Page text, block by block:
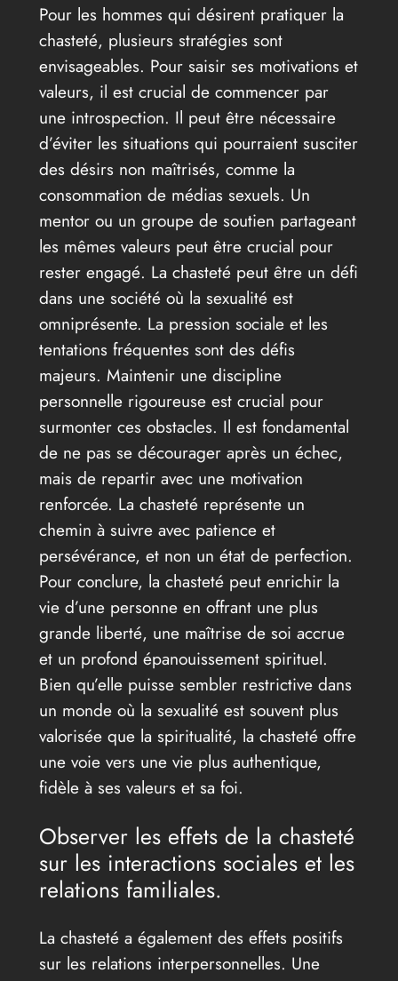
Pour les hommes qui désirent pratiquer la
chasteté, plusieurs stratégies sont
envisageables. Pour saisir ses motivations et
valeurs, il est crucial de commencer par
une introspection. Il peut être nécessaire
d’éviter les situations qui pourraient susciter
des désirs non maîtrisés, comme la
consommation de médias sexuels. Un
mentor ou un groupe de soutien partageant
les mêmes valeurs peut être crucial pour
rester engagé. La chasteté peut être un défi
dans une société où la sexualité est
omniprésente. La pression sociale et les
tentations fréquentes sont des défis
majeurs. Maintenir une discipline
personnelle rigoureuse est crucial pour
surmonter ces obstacles. Il est fondamental
de ne pas se décourager après un échec,
mais de repartir avec une motivation
renforcée. La chasteté représente un
chemin à suivre avec patience et
persévérance, et non un état de perfection.
Pour conclure, la chasteté peut enrichir la
vie d’une personne en offrant une plus
grande liberté, une maîtrise de soi accrue
et un profond épanouissement spirituel.
Bien qu’elle puisse sembler restrictive dans
un monde où la sexualité est souvent plus
valorisée que la spiritualité, la chasteté offre
une voie vers une vie plus authentique,
fidèle à ses valeurs et sa foi.
Observer les effets de la chasteté
sur les interactions sociales et les
relations familiales.
La chasteté a également des effets positifs
sur les relations interpersonnelles. Une